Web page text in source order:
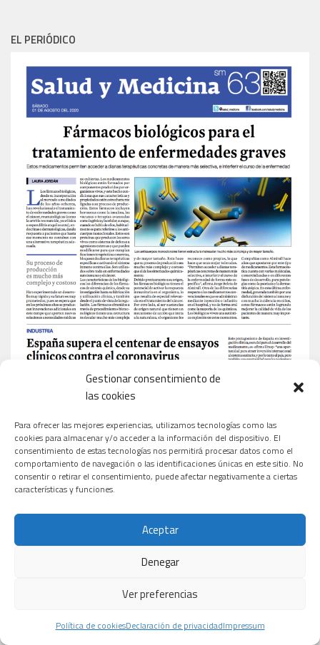
Gestionar consentimiento de
las cookies
Para ofrecer las mejores experiencias, utilizamos tecnologías como las
cookies para almacenar y/o acceder a la información del dispositivo. El
consentimiento de estas tecnologías nos permitirá procesar datos como el
comportamiento de navegación o las identificaciones únicas en este sitio. No
consentir o retirar el consentimiento, puede afectar negativamente a ciertas
características y funciones.
Aceptar
Denegar
Ver preferencias
Política de cookiesDeclaración de privacidadImpressum
EL PERIÓDICO